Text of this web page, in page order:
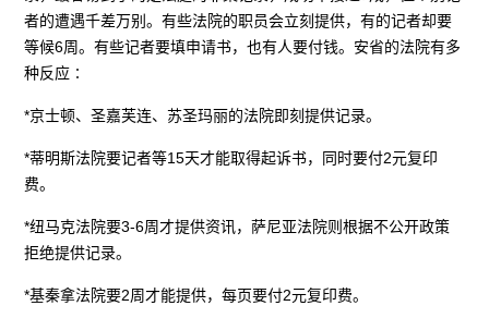
者的遭遇千差万别。有些法院的职员会立刻提供，有的记者却要
等候6周。有些记者要填申请书，也有人要付钱。安省的法院有多
种反应∶
*京士顿、圣嘉芙连、苏圣玛丽的法院即刻提供记录。
*蒂明斯法院要记者等15天才能取得起诉书，同时要付2元复印
费。
*纽马克法院要3-6周才提供资讯，萨尼亚法院则根据不公开政策
拒绝提供记录。
*基秦拿法院要2周才能提供，每页要付2元复印费。